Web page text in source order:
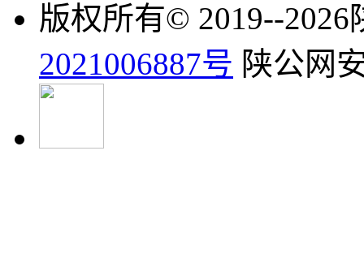
版权所有© 2019--
2021006887号 陕公网